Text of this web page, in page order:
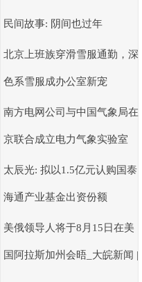
民间故事: 阴间也过年
北京上班族穿滑雪服通勤，深
色系雪服成办公室新宠
南方电网公司与中国气象局在
京联合成立电力气象实验室
太辰光: 拟以1.5亿元认购国泰
海通产业基金出资份额
美俄领导人将于8月15日在美
国阿拉斯加州会晤_大皖新闻 |